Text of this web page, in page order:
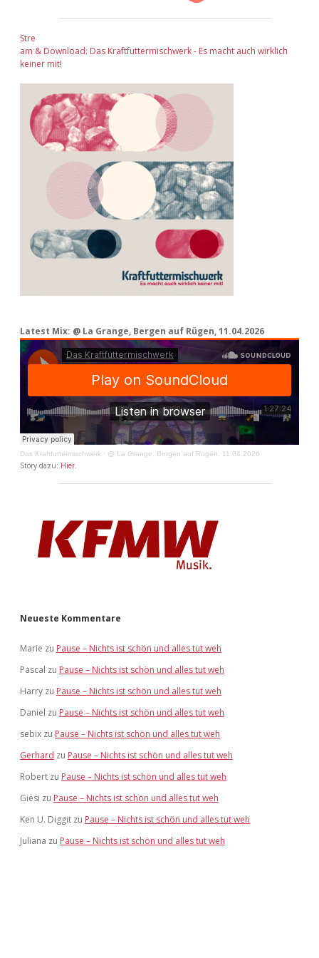
Adventskalender 2023
Adventskalender 2024
Stre
am & Download: Das Kraftfuttermischwerk - Es macht auch wirklich
keiner mit!
Latest Mix: @ La Grange, Bergen auf Rügen, 11.04.2026
Das Kraftfuttermischwerk · @ La Grange, Bergen auf Rügen, 11.04.2026
Story dazu: Hier
Neueste Kommentare
Marie zu Pause – Nichts ist schön und alles tut weh
Pascal zu Pause – Nichts ist schön und alles tut weh
Harry zu Pause – Nichts ist schön und alles tut weh
Daniel zu Pause – Nichts ist schön und alles tut weh
sebix zu Pause – Nichts ist schön und alles tut weh
Gerhard zu Pause – Nichts ist schön und alles tut weh
Robert zu Pause – Nichts ist schön und alles tut weh
Giesi zu Pause – Nichts ist schön und alles tut weh
Ken U. Diggit zu Pause – Nichts ist schön und alles tut weh
Juliana zu Pause – Nichts ist schön und alles tut weh